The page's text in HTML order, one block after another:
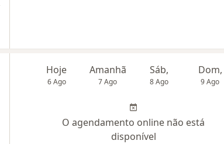
Hoje
6 Ago
Amanhã
7 Ago
Sáb,
8 Ago
Dom,
9 Ago
O agendamento online não está
disponível